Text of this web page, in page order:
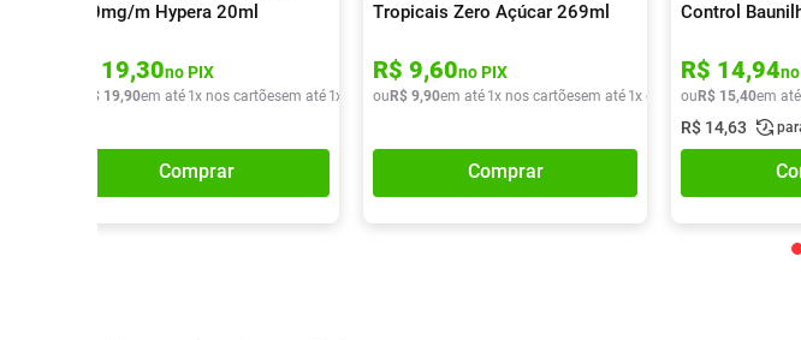
0,30mg/m Hypera 20ml
19,30no PIX
R$ 19,90em até 1x nos cartõesem até 1x de R$ 19,90
Comprar
Tropicais Zero Açúcar 269ml
R$ 9,60no PIX
ou R$ 9,90em até 1x nos cartõesem até 1x de R$ 9, 90
Comprar
Control
R$ 14,94
ou R$ 15,40em até
R$ 14,63